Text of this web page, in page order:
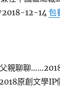
2018-12-14包
父親聊聊
原創文學IP